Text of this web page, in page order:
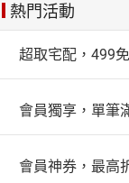
ATM轉帳
您在樂天網站購
在網站上完成訂
※提醒您在使用
不可網路販售僅
價格僅供參考
便利帶
當您在樂天網
品後七天猶豫期
mail通知本店鋪
三、 在您收到
有非人為因素所
四、 如您需辦
熱門活動
超取宅配，499
會員獨享，單筆
會員神券，最高